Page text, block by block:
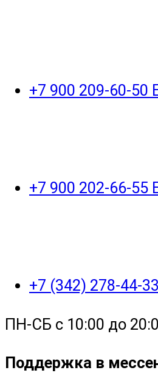
+7 900 209-60-50
+7 900 202-66-55
+7 (342) 278-44-
ПН-СБ с 10:00 до
Поддержка в